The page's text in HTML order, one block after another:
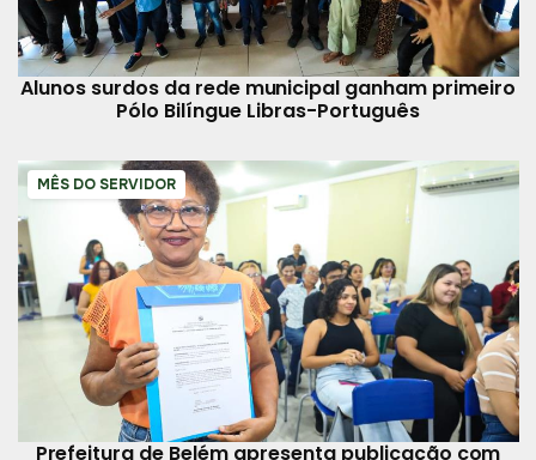
Alunos surdos da rede municipal ganham primeiro
Pólo Bilíngue Libras-Português
MÊS DO SERVIDOR
Prefeitura de Belém apresenta publicação com